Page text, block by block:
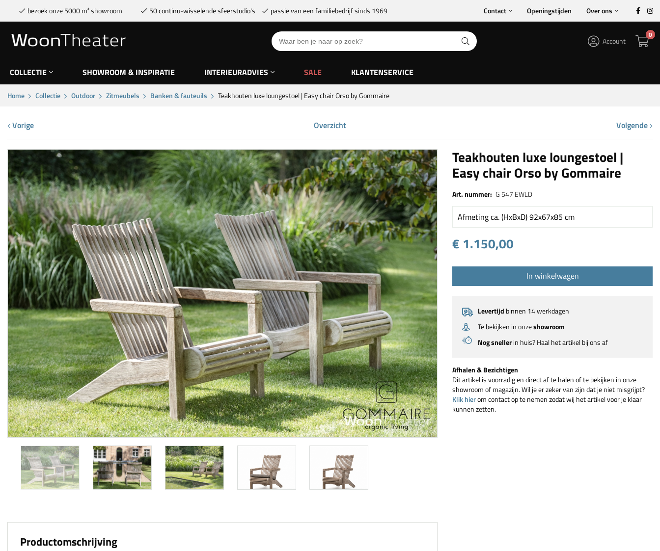
bezoek onze 5000 m² showroom 50 continu-wisselende sfeerstudio's passie van een familiebedrijf sinds 1969 Contact Openingstijden Over ons
0
Account
COLLECTIE SHOWROOM & INSPIRATIE INTERIEURADVIES SALE KLANTENSERVICE
Home Collectie Outdoor Zitmeubels Banken & fauteuils Teakhouten luxe loungestoel | Easy chair Orso by Gommaire
Vorige Overzicht Volgende
Productomschrijving
Teakhouten luxe loungestoel |
Easy chair Orso by Gommaire
Art. nummer: G 547 EWLD
Afmeting ca. (HxBxD) 92x67x85 cm
€ 1.150,00
In winkelwagen
Levertijd binnen 14 werkdagen
Te bekijken in onzeshowroom
Nog snellerin huis? Haal het artikel bij ons af
Afhalen & Bezichtigen
Dit artikel is voorradig en direct af te halen of te bekijken in onze
showroom of magazijn. Wil je er zeker van zijn dat je niet misgrijpt?
Klik hierom contact op te nemen zodat wij het artikel voor je klaar
kunnen zetten.